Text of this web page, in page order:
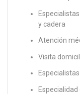
y cadera
Atención
Visita